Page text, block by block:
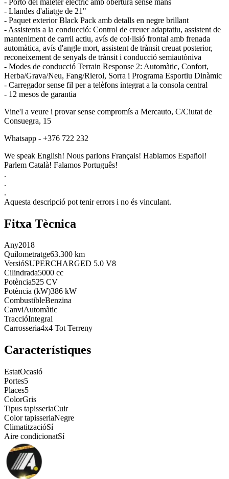
- Llandes d'aliatge de 21"
- Paquet exterior Black Pack amb detalls en negre brillant
- Assistents a la conducció: Control de creuer adaptatiu, assistent de
manteniment de carril actiu, avís de col·lisió frontal amb frenada
automàtica, avís d'angle mort, assistent de trànsit creuat posterior,
reconeixement de senyals de trànsit i conducció semiautòniva
- Modes de conducció Terrain Response 2: Automàtic, Confort,
Herba/Grava/Neu, Fang/Rierol, Sorra i Programa Esportiu Dinàmic
- Carregador sense fil per a telèfons integrat a la consola central
- 12 mesos de garantia
Vine'l a veure i provar sense compromís a Mercauto, C/Ciutat de
Consuegra, 15
Whatsapp - +376 722 232
We speak English! Nous parlons Français! Hablamos Español!
Parlem Català! Falamos Português!
.
.
.
Aquesta descripció pot tenir errors i no és vinculant.
Fitxa Tècnica
Any2018
Quilometratge63.300 km
VersióSUPERCHARGED 5.0 V8
Cilindrada5000 cc
Potència525 CV
Potència (kW)386 kW
CombustibleBenzina
CanviAutomàtic
TraccióIntegral
Carrosseria4x4 Tot Terreny
Característiques
EstatOcasió
Portes5
Places5
ColorGris
Tipus tapisseriaCuir
Color tapisseriaNegre
ClimatitzacióSí
Aire condicionatSí